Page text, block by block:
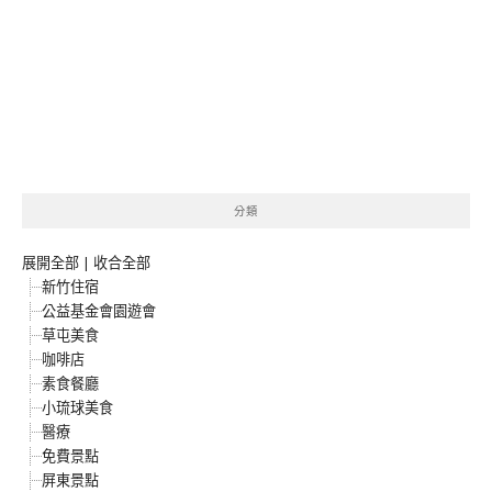
分類
展開全部 | 收合全部
新竹住宿
公益基金會園遊會
草屯美食
咖啡店
素食餐廳
小琉球美食
醫療
免費景點
屏東景點